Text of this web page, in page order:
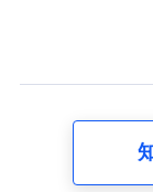
の内容、保
走行距離な